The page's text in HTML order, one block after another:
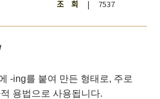
조 회
| 7537
-ing를 붙여 만든 형태로, 주로
용법으로 사용됩니다.